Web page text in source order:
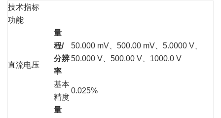
技术指标
功能
直流电压
量
程/
分辨
率
50.000 mV、500.00 mV、5.0000 V、
50.000 V、500.00 V、1000.0 V
基本
精度
0.025%
量